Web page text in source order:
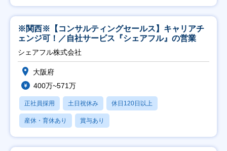
※関西※【コンサルティングセールス】キャリアチ
ェンジ可！／自社サービス『シェアフル』の営業
シェアフル株式会社
大阪府
400万~571万
正社員採用 土日祝休み 休日120日以上
産休・育休あり 賞与あり